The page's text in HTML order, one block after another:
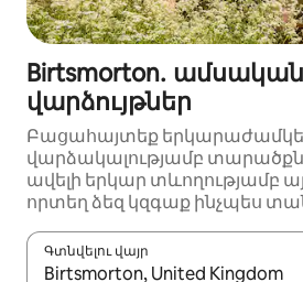
Birtsmorton․ ամսական
վարձույթներ
Բացահայտեք
վարձակալությամբ
ավելի երկար տևողությամբ
որտեղ ձեզ կզգաք ինչպես
Գտնվելու վայր
Երբ արդյունքները հասանելի